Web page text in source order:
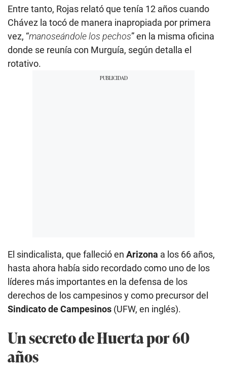
Entre tanto, Rojas relató que tenía 12 años cuando
Chávez la tocó de manera inapropiada por primera
vez, “manoseándole los pechos” en la misma oficina
donde se reunía con Murguía, según detalla el
rotativo.
El sindicalista, que falleció en Arizona a los 66 años,
hasta ahora había sido recordado como uno de los
líderes más importantes en la defensa de los
derechos de los campesinos y como precursor del
Sindicato de Campesinos (UFW, en inglés).
Un secreto de Huerta por 60
años